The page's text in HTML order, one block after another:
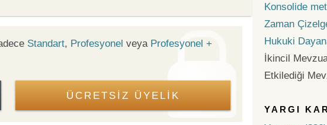
Standart, Profesyonel veya Profesyonel +
ÜCRETSİZ ÜYELİK
Konsolide
Zaman
Hukuki
İkincil
Etkilediği
YARGI